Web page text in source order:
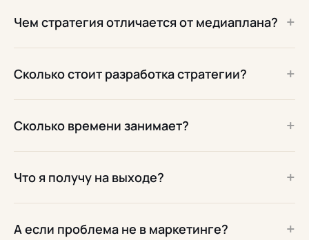
Чем стратегия отличается от медиаплана? +
Сколько стоит разработка стратегии? +
Сколько времени занимает? +
Что я получу на выходе? +
А если проблема не в маркетинге? +